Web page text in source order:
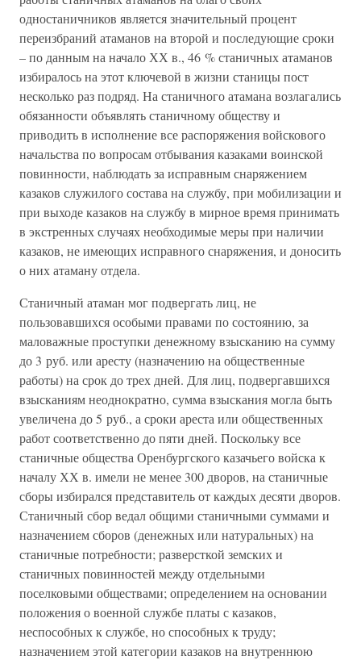
одностаничников является значительный процент
переизбраний атаманов на второй и последующие сроки
– по данным на начало ХХ в., 46 % станичных атаманов
избиралось на этот ключевой в жизни станицы пост
несколько раз подряд. На станичного атамана возлагались
обязанности объявлять станичному обществу и
приводить в исполнение все распоряжения войскового
начальства по вопросам отбывания казаками воинской
повинности, наблюдать за исправным снаряжением
казаков служилого состава на службу, при мобилизации и
при выходе казаков на службу в мирное время принимать
в экстренных случаях необходимые меры при наличии
казаков, не имеющих исправного снаряжения, и доносить
о них атаману отдела.
Станичный атаман мог подвергать лиц, не
пользовавшихся особыми правами по состоянию, за
маловажные проступки денежному взысканию на сумму
до 3 руб. или аресту (назначению на общественные
работы) на срок до трех дней. Для лиц, подвергавшихся
взысканиям неоднократно, сумма взыскания могла быть
увеличена до 5 руб., а сроки ареста или общественных
работ соответственно до пяти дней. Поскольку все
станичные общества Оренбургского казачьего войска к
началу ХХ в. имели не менее 300 дворов, на станичные
сборы избирался представитель от каждых десяти дворов.
Станичный сбор ведал общими станичными суммами и
назначением сборов (денежных или натуральных) на
станичные потребности; разверсткой земских и
станичных повинностей между отдельными
поселковыми обществами; определением на основании
положения о военной службе платы с казаков,
неспособных к службе, но способных к труду;
назначением этой категории казаков на внутреннюю